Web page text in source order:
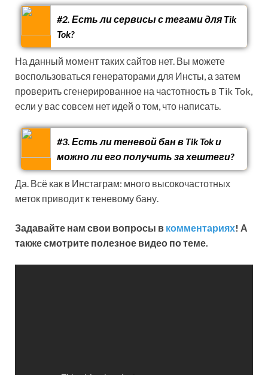
#2. Есть ли сервисы с тегами для Tik
Tok?
На данный момент таких сайтов нет. Вы можете
воспользоваться генераторами для Инсты, а затем
проверить сгенерированное на частотность в Tik Tok,
если у вас совсем нет идей о том, что написать.
#3. Есть ли теневой бан в Tik Tok и
можно ли его получить за хештеги?
Да. Всё как в Инстаграм: много высокочастотных
меток приводит к теневому бану.
Задавайте нам свои вопросы в комментариях! А
также смотрите полезное видео по теме.